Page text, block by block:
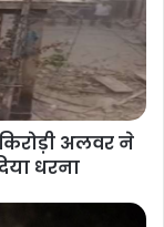
अलवर ने
धरना